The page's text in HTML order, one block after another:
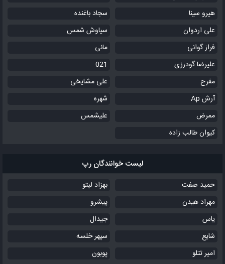
هیرو سینا
سجاد باغنده
علی اردوان
سیاوش شمس
فراز گوانی
مانی
علیرضا گودرزی
021
مفرح
علی مشایخی
آرش Ap
شهره
ممرض
علیشمس
کیوان طالب زاده
لیست خوانندگان رپ
حمید صفت
بهزاد لیتو
مهراد هیدن
پیشرو
یاس
جیدال
شایع
سپهر خلسه
امیر تتلو
پوبون